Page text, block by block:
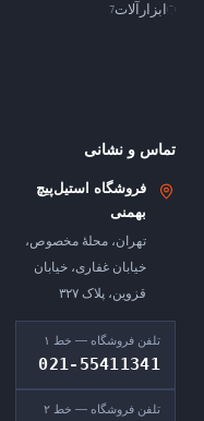
ابزارآلات7
تماس و نشانی
فروشگاه استیل‌پیچ
بهمنی
تهران، محلهٔ مخصوص،
خیابان غفاری، خیابان
قزوین، پلاک ۳۲۷
تلفن فروشگاه — خط ۱
021-55411341
تلفن فروشگاه — خط ۲